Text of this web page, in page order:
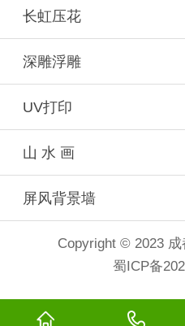
长虹压花
深雕浮雕
UV打印
山 水 画
屏风背景墙
Copyright © 2023
蜀ICP备